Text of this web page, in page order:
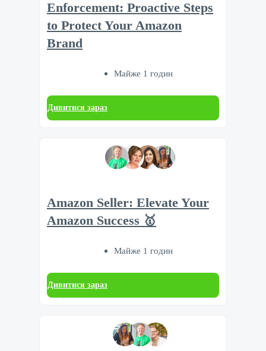
Enforcement: Proactive Steps
to Protect Your Amazon
Brand
Майже 1 годин
Дивитися зараз
Amazon Seller: Elevate Your
Amazon Success 🥇
Майже 1 годин
Дивитися зараз